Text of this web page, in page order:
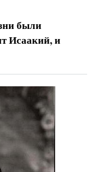
были
Исаакий, и